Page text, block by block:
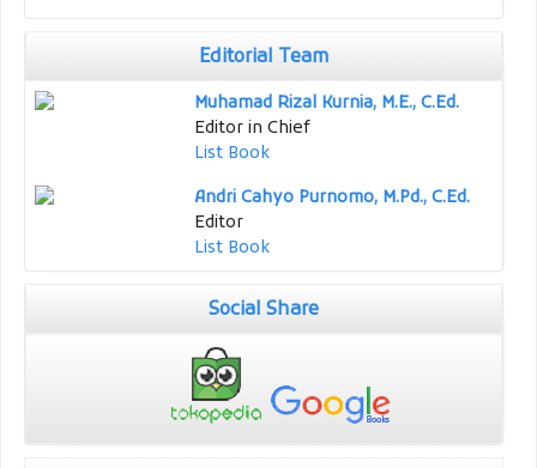
Editorial Team
Muhamad Rizal Kurnia, M.E., C.Ed.
Editor in Chief
List Book
Andri Cahyo Purnomo, M.Pd., C.Ed.
Editor
List Book
Social Share